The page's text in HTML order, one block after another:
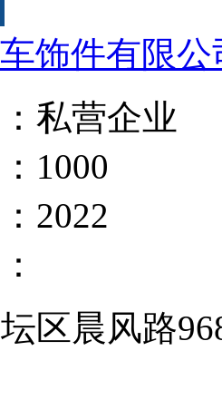
饰件有限公
私营企业
1000
2022
区晨风路